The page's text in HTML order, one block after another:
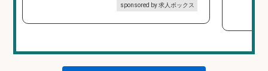
sponsored by 求人ボックス